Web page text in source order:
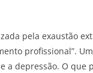
pela exaustão
profissional”.
a depressão. O